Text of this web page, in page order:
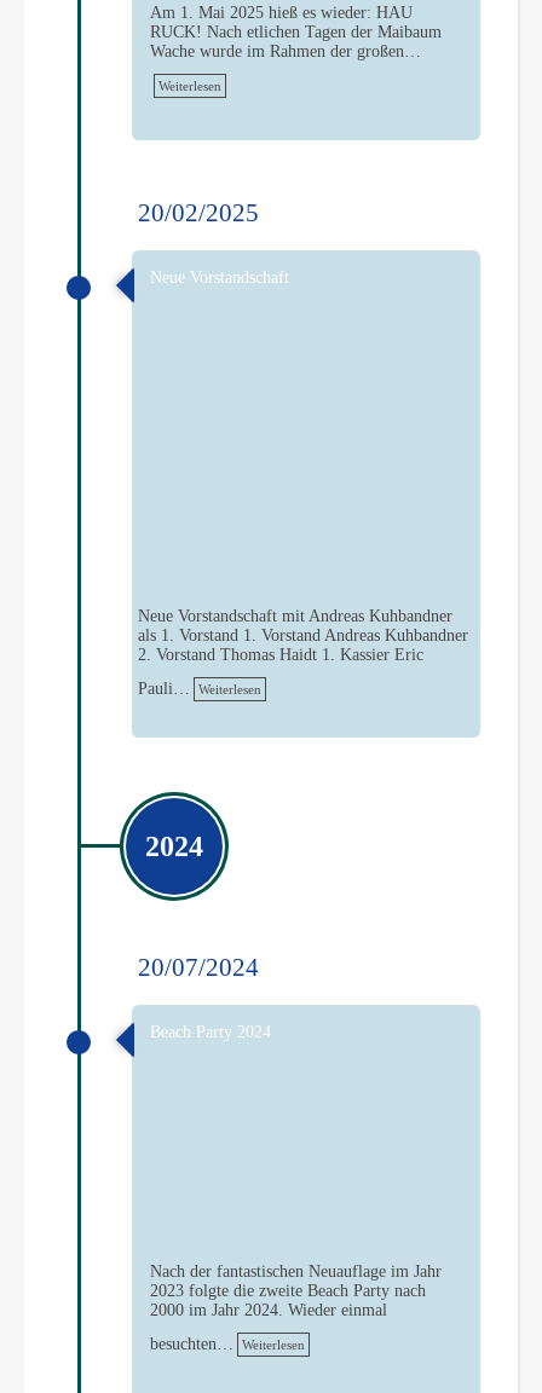
Am 1. Mai 2025 hieß es wieder: HAU
RUCK! Nach etlichen Tagen der Maibaum
Wache wurde im Rahmen der großen…
Weiterlesen
20/02/2025
Neue Vorstandschaft
Neue Vorstandschaft mit Andreas Kuhbandner
als 1. Vorstand 1. Vorstand Andreas Kuhbandner
2. Vorstand Thomas Haidt 1. Kassier Eric
Pauli…
Weiterlesen
2024
20/07/2024
Beach Party 2024
Nach der fantastischen Neuauflage im Jahr
2023 folgte die zweite Beach Party nach
2000 im Jahr 2024. Wieder einmal
besuchten…
Weiterlesen